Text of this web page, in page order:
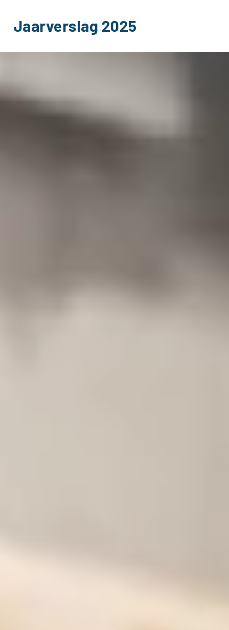
Jaarverslag 2025